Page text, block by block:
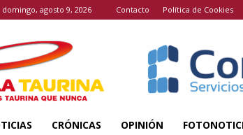
domingo, agosto 9, 2026 Contacto Política de Cookies
CRÓNICAS OPINIÓN